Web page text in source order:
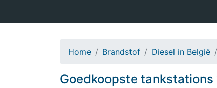
Home Brandstof Diesel in België
Goedkoopste